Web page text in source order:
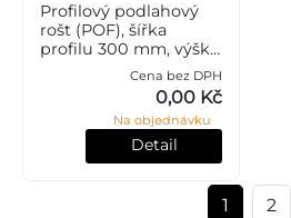
Profilový podlahový
rošt (POF), šířka
profilu 300 mm, výška
40 mm, síla 2,5 mm,
ocel S235JR (ST37.2
nebo také ČSN 11373) v
povrchové úpravě
Cena bez DPH
0,00 Kč
Na objednávku
Detail
1 2